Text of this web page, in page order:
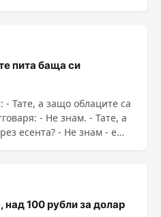
пита баща си
Тате, а защо облаците са
- Не знам. - Тате, а
есента? - Не знам - е
над 100 рубли за долар